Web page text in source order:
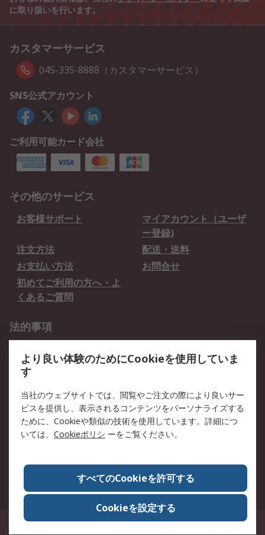
に取り扱いを行います。
カスタマーサービス
045-335-8888（カスタマーサービス）
SNS公式アカウント
ご利用可能カード会社
その他のサービス
お客様サポート
マイアカウント（ユーザ
ー登録)
注文方法
配送・送料
お支払い方法
お問合せ
初めてご利用の方へ・よ
くあるご質問
法的事項
クッキーポリシー
RSについて
会社概要
採用情報
プレスリリース＆お知ら
コーポレートサイト
全世界のRS
RSの歴史
ESGへの取り組み（英語）
認証について
〒240-0005 神奈川県横浜市保土ヶ谷区神戸町134番地 横浜ビジネスパーク ウ
より良い体験のためにCookieを使用していま
す
当社のウェブサイトでは、閲覧やご注文の際により良いサー
ビスを提供し、表示されるコンテンツをパーソナライズする
ために、Cookieや類似の技術を使用しています。詳細につ
いては、 Cookieポリシ ーをご覧ください。
すべてのCookieを許可する
Cookieを設定する